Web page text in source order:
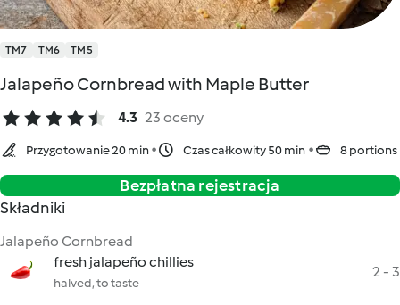
TM7 TM6 TM5
Jalapeño Cornbread with Maple Butter
4.3 23 oceny
Przygotowanie 20 min Czas całkowity 50 min 8 portions
Bezpłatna rejestracja
Składniki
Jalapeño Cornbread
fresh jalapeño chillies
halved, to taste
2 - 3